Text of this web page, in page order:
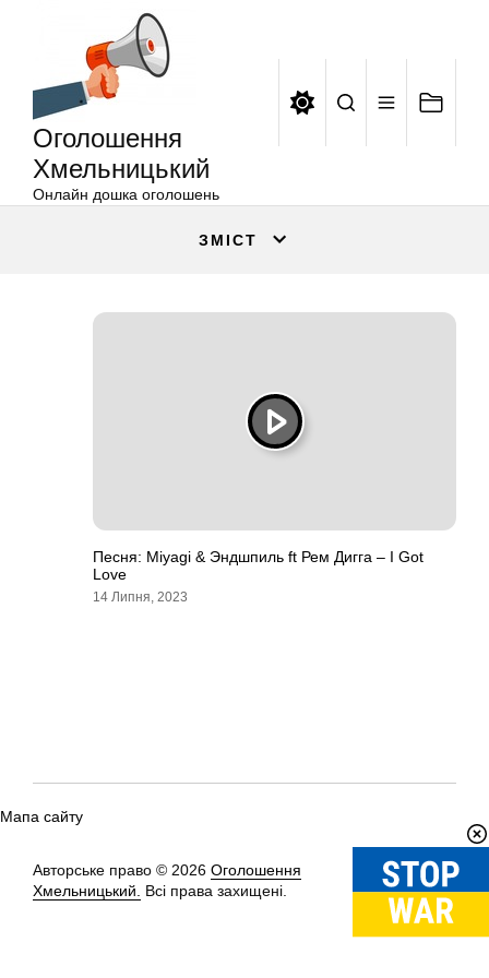
Оголошення
Хмельницький
Онлайн дошка оголошень
ЗМІСТ
Песня: Miyagi & Эндшпиль ft Рем Дигга – I Got
Love
14 Липня, 2023
Мапа сайту
Авторське право © 2026 Оголошення
Хмельницький.
Всі права захищені.
Вгору↑